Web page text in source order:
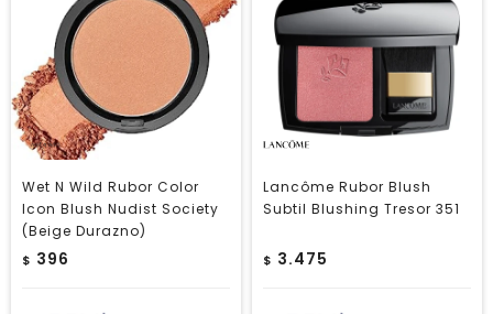
Wet N Wild Rubor Color
Icon Blush Nudist Society
(Beige Durazno)
$ 396
Lancôme Rubor Blush
Subtil Blushing Tresor 351
$ 3.475